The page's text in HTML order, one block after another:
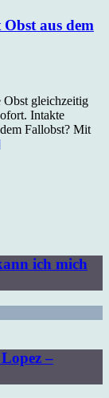
aus dem
Obst gleichzeitig
Intakte
Fallobst? Mit
ich mich
–